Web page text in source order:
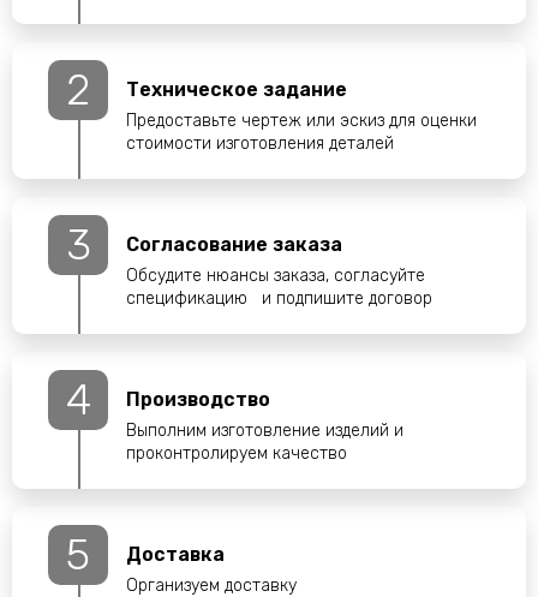
2 Техническое задание
Предоставьте чертеж или эскиз для оценки
стоимости изготовления деталей
3 Согласование заказа
Обсудите нюансы заказа, согласуйте
спецификацию и подпишите договор
4 Производство
Выполним изготовление изделий и
проконтролируем качество
5 Доставка
Организуем доставку